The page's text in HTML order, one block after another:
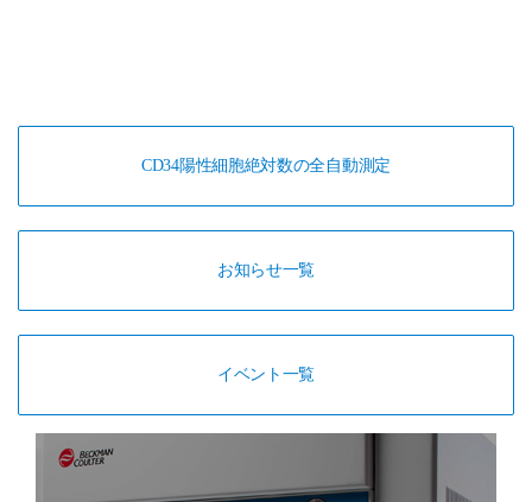
CD34陽性細胞絶対数の全自動測定
お知らせ一覧
イベント一覧